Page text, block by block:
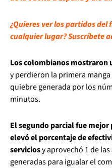
¿Quieres ver los partidos
cualquier lugar? Suscríbete
Los colombianos mostraron
y perdieron la primera
quiebre generada por los
minutos.
El segundo parcial fue mejor
elevó el porcentaje de
serviciosy aprovechó 1 de
generadas para igualar el